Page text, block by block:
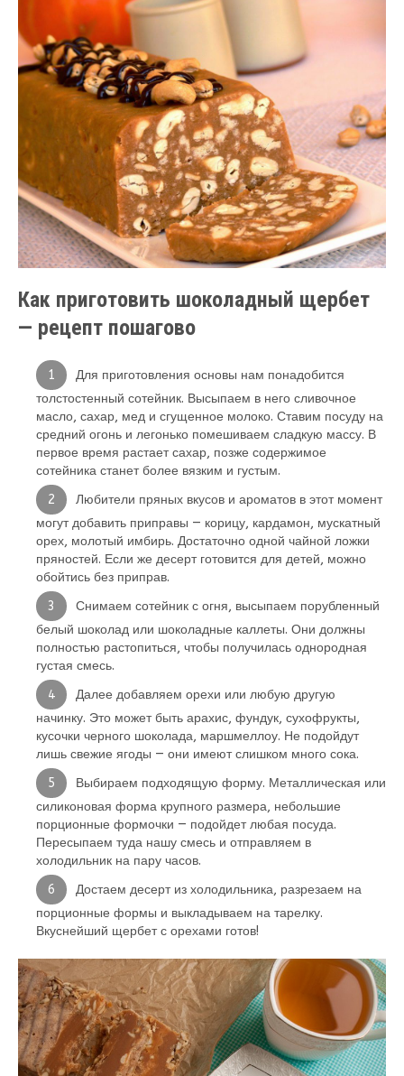
Как приготовить шоколадный щербет
— рецепт пошагово
Для приготовления основы нам понадобится
толстостенный сотейник. Высыпаем в него сливочное
масло, сахар, мед и сгущенное молоко. Ставим посуду на
средний огонь и легонько помешиваем сладкую массу. В
первое время растает сахар, позже содержимое
сотейника станет более вязким и густым.
Любители пряных вкусов и ароматов в этот момент
могут добавить приправы — корицу, кардамон, мускатный
орех, молотый имбирь. Достаточно одной чайной ложки
пряностей. Если же десерт готовится для детей, можно
обойтись без приправ.
Снимаем сотейник с огня, высыпаем порубленный
белый шоколад или шоколадные каллеты. Они должны
полностью растопиться, чтобы получилась однородная
густая смесь.
Далее добавляем орехи или любую другую
начинку. Это может быть арахис, фундук, сухофрукты,
кусочки черного шоколада, маршмеллоу. Не подойдут
лишь свежие ягоды — они имеют слишком много сока.
Выбираем подходящую форму. Металлическая или
силиконовая форма крупного размера, небольшие
порционные формочки — подойдет любая посуда.
Пересыпаем туда нашу смесь и отправляем в
холодильник на пару часов.
Достаем десерт из холодильника, разрезаем на
порционные формы и выкладываем на тарелку.
Вкуснейший щербет с орехами готов!